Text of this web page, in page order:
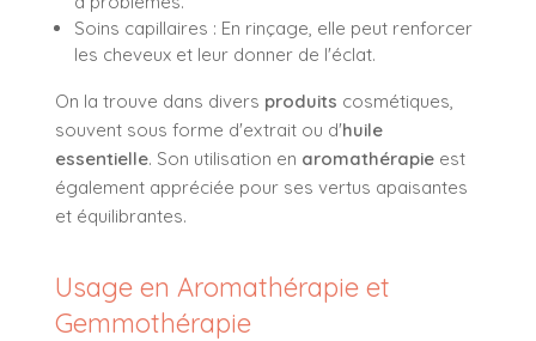
Soins capillaires : En rinçage, elle peut renforcer
les cheveux et leur donner de l'éclat.
On la trouve dans divers produits cosmétiques,
souvent sous forme d'extrait ou d'huile
essentielle. Son utilisation en aromathérapie est
également appréciée pour ses vertus apaisantes
et équilibrantes.
Usage en Aromathérapie et
Gemmothérapie